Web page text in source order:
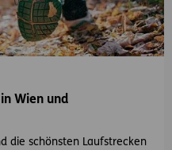
Wien und
die schönsten Laufstrecken